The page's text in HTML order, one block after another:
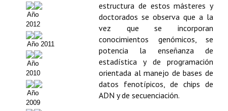
Año
2012
Año 2011
Año
2010
Año
2009
estructura de estos másteres y
doctorados se observa que a la
vez que se incorporan
conocimientos genómicos, se
potencia la enseñanza de
estadística y de programación
orientada al manejo de bases de
datos fenotípicos, de chips de
ADN y de secuenciación.